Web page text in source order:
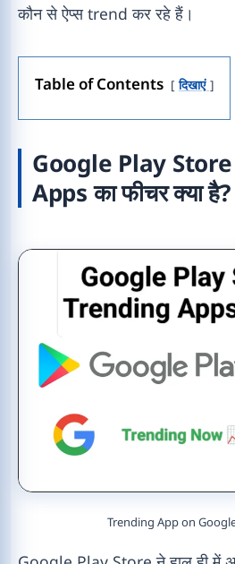
कौन से ऐप्स trend कर रहे हैं।
Table of Contents दिखाएं
Google Play
Apps का फीचर क्या है?
Trending App on